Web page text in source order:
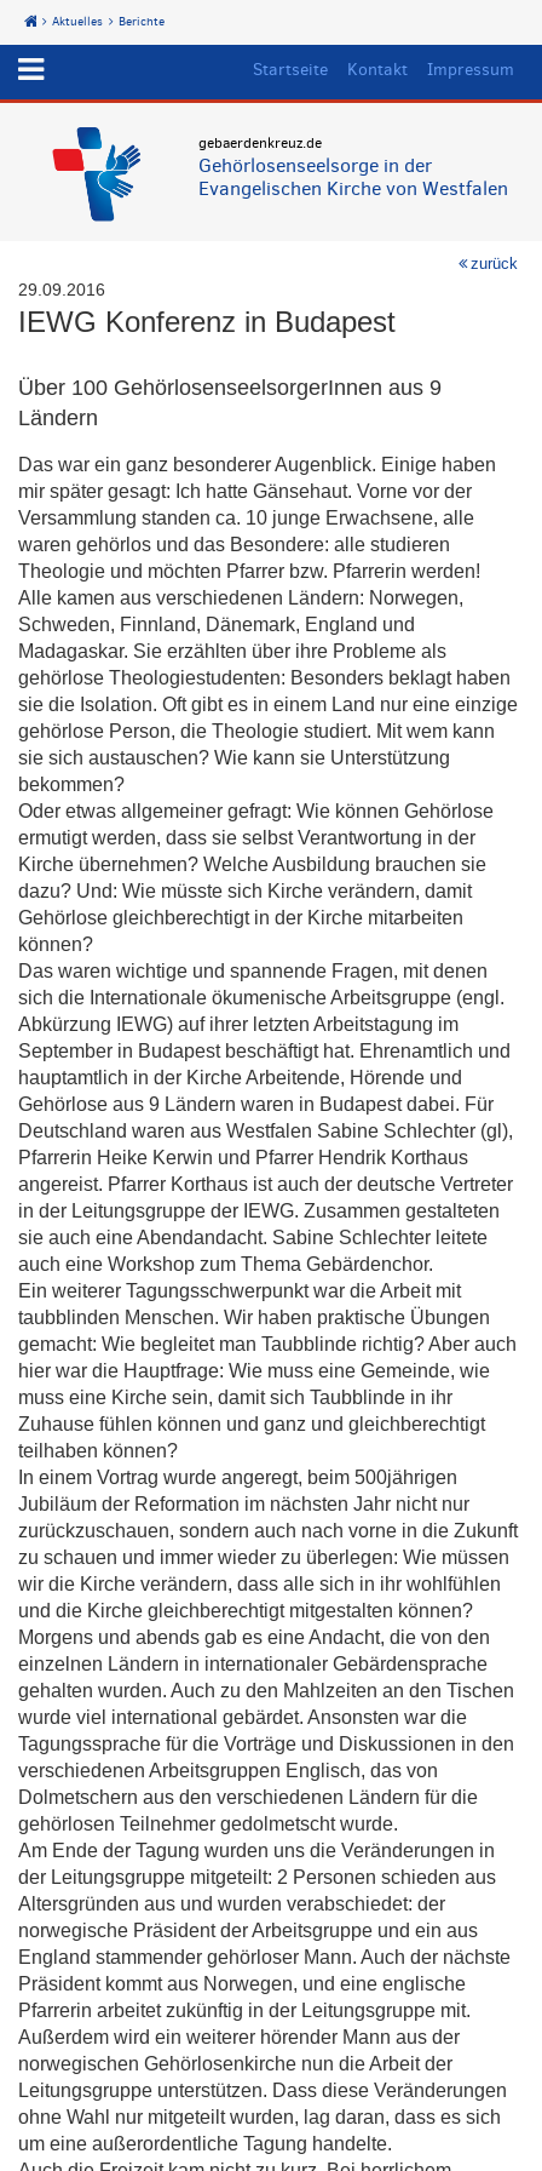
Start
Aktuelles Berichte
Startseite Kontakt Impressum
gebaerdenkreuz.de
Gehörlosenseelsorge in der
Evangelischen Kirche von Westfalen
zurück
29.09.2016
IEWG Konferenz in Budapest
Über 100 GehörlosenseelsorgerInnen aus 9
Ländern
Das war ein ganz besonderer Augenblick. Einige haben
mir später gesagt: Ich hatte Gänsehaut. Vorne vor der
Versammlung standen ca. 10 junge Erwachsene, alle
waren gehörlos und das Besondere: alle studieren
Theologie und möchten Pfarrer bzw. Pfarrerin werden!
Alle kamen aus verschiedenen Ländern: Norwegen,
Schweden, Finnland, Dänemark, England und
Madagaskar. Sie erzählten über ihre Probleme als
gehörlose Theologiestudenten: Besonders beklagt haben
sie die Isolation. Oft gibt es in einem Land nur eine einzige
gehörlose Person, die Theologie studiert. Mit wem kann
sie sich austauschen? Wie kann sie Unterstützung
bekommen?
Oder etwas allgemeiner gefragt: Wie können Gehörlose
ermutigt werden, dass sie selbst Verantwortung in der
Kirche übernehmen? Welche Ausbildung brauchen sie
dazu? Und: Wie müsste sich Kirche verändern, damit
Gehörlose gleichberechtigt in der Kirche mitarbeiten
können?
Das waren wichtige und spannende Fragen, mit denen
sich die Internationale ökumenische Arbeitsgruppe (engl.
Abkürzung
IEWG) auf ihrer letzten Arbeitstagung im
September in Budapest beschäftigt hat. Ehrenamtlich und
hauptamtlich in der Kirche Arbeitende, Hörende und
Gehörlose aus 9 Ländern waren in Budapest dabei. Für
Deutschland waren aus Westfalen Sabine Schlechter (gl),
Pfarrerin Heike Kerwin und Pfarrer Hendrik Korthaus
angereist. Pfarrer Korthaus ist auch der deutsche Vertreter
in der Leitungsgruppe der IEWG. Zusammen gestalteten
sie auch eine Abendandacht. Sabine Schlechter leitete
auch eine Workshop zum Thema Gebärdenchor.
Ein weiterer Tagungsschwerpunkt war die Arbeit mit
taubblinden Menschen. Wir haben praktische Übungen
gemacht: Wie begleitet man Taubblinde richtig? Aber auch
hier war die Hauptfrage: Wie muss eine Gemeinde, wie
muss eine Kirche sein, damit sich Taubblinde in ihr
Zuhause fühlen können und ganz und gleichberechtigt
teilhaben können?
In einem Vortrag wurde angeregt, beim 500jährigen
Jubiläum der Reformation im nächsten Jahr nicht nur
zurückzuschauen, sondern auch nach vorne in die Zukunft
zu schauen und immer wieder zu überlegen: Wie müssen
wir die Kirche verändern, dass alle sich in ihr wohlfühlen
und die Kirche gleichberechtigt mitgestalten können?
Morgens und abends gab es eine Andacht, die von den
einzelnen Ländern in internationaler Gebärdensprache
gehalten wurden. Auch zu den Mahlzeiten an den Tischen
wurde viel international gebärdet. Ansonsten war die
Tagungssprache für die Vorträge und Diskussionen in den
verschiedenen Arbeitsgruppen Englisch, das von
Dolmetschern aus den verschiedenen Ländern für die
gehörlosen Teilnehmer gedolmetscht wurde.
Am Ende der Tagung wurden uns die Veränderungen in
der Leitungsgruppe mitgeteilt: 2 Personen schieden aus
Altersgründen aus und wurden verabschiedet: der
norwegische Präsident der Arbeitsgruppe und ein aus
England stammender gehörloser Mann. Auch der nächste
Präsident kommt aus Norwegen, und eine englische
Pfarrerin arbeitet zukünftig in der Leitungsgruppe mit.
Außerdem wird ein weiterer hörender Mann aus der
norwegischen Gehörlosenkirche nun die Arbeit der
Leitungsgruppe unterstützen. Dass diese Veränderungen
ohne Wahl nur mitgeteilt wurden, lag daran, dass es sich
um eine außerordentliche Tagung handelte.